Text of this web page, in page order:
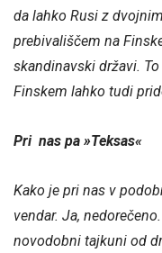
da lahko Rusi z
prebivališčem na
skandinavski državi.
Finskem lahko tudi
Pri nas pa »Teksas«
Kako je pri nas v
vendar. Ja,
novodobni tajkuni od